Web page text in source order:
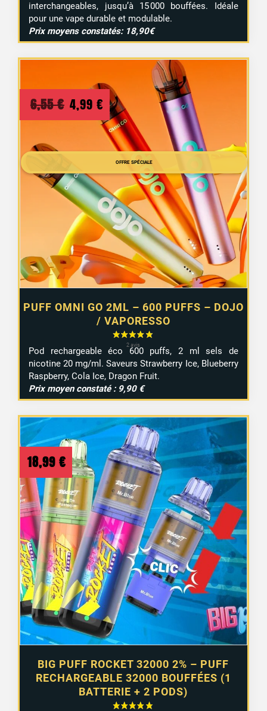
interchangeables, jusqu’à 15 000 bouffées. Idéale
pour une vape durable et modulable.
Prix moyens constatés: 18,90€
OFFRE SPÉCIALE
PUFF OMNI GO 2ML – 600 PUFFS – DOJO
/ VAPORESSO
6,55€ Le
prix
initial
était :
6,55 €.
4,99 € Le
prix
actuel
est :
4,99 €.
Pod rechargeable éco 600 puffs, 2 ml sels de
nicotine 20 mg/ml. Saveurs Strawberry Ice, Blueberry
Raspberry, Cola Ice, Dragon Fruit.
Prix moyen constaté : 9,90 €
BIG PUFF ROCKET 32000 2% – PUFF
RECHARGEABLE 32000 BOUFFÉES (1
BATTERIE + 2 PODS)
18,99 €